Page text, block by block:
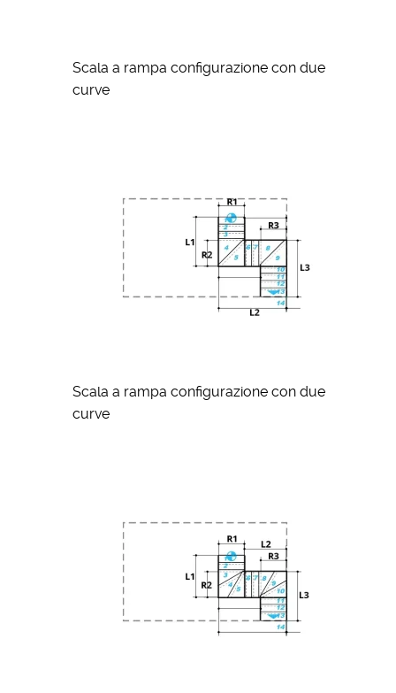
Scala a rampa configurazione con due
curve
Scala a rampa configurazione con due
curve